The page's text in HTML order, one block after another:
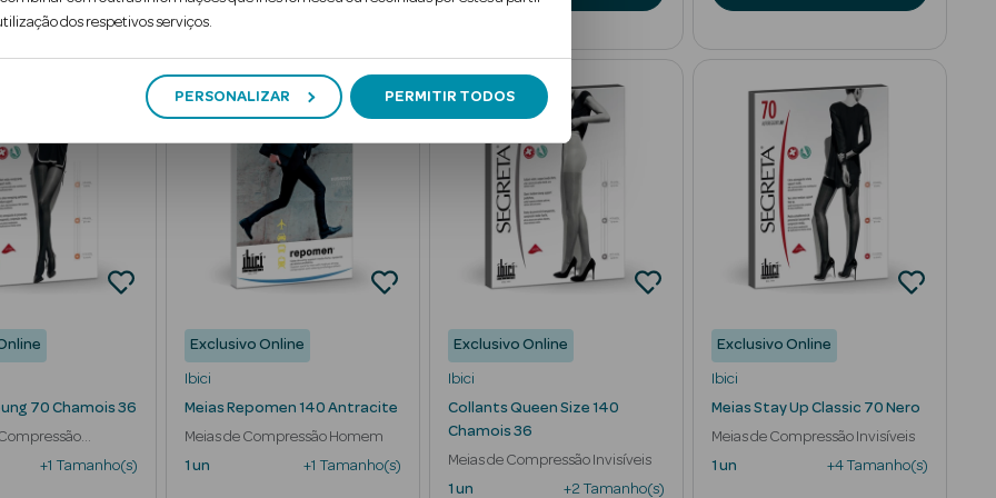
dos respetivos serviços.
PERSONALIZAR PERMITIR TODOS
70 Chamois 36
+1 Tamanho(s)
Exclusivo Online
Ibici
Meias Repomen 140 Antracite
Meias de Compressão Homem
1 un
+1 Tamanho(s)
Exclusivo Online
Ibici
Collants Queen Size 140
Chamois 36
Meias de Compressão Invisíveis
1 un
+2 Tamanho(s)
Exclusivo Online
Ibici
Meias Stay Up Classic 70 Nero
Meias de Compressão Invisíveis
1 un
+4 Tamanho(s)